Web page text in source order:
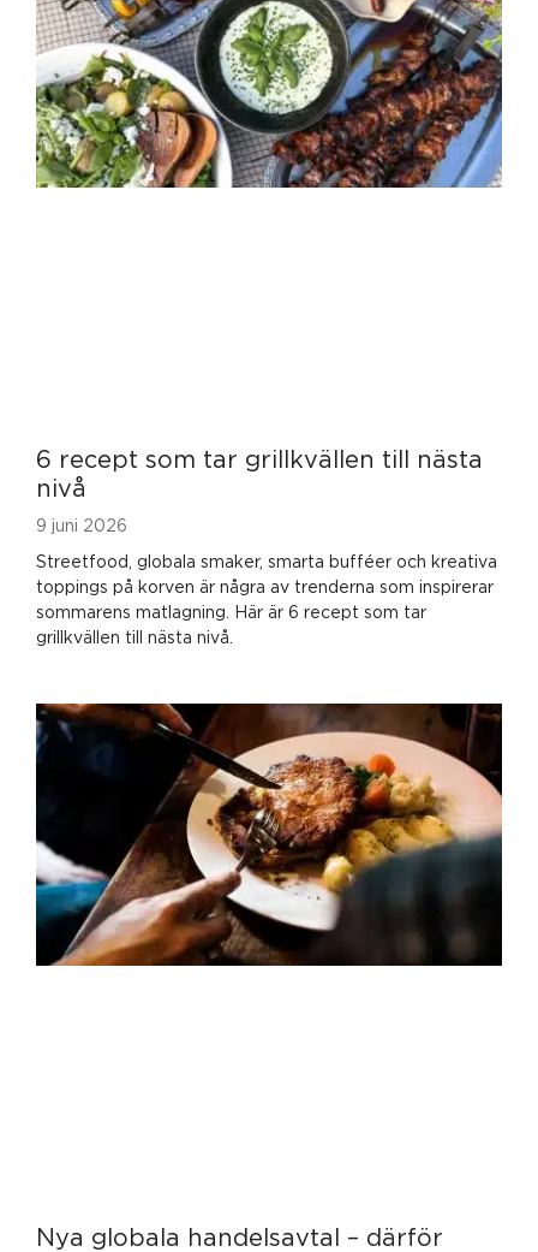
6 recept som tar grillkvällen till nästa
nivå
9 juni 2026
Streetfood, globala smaker, smarta bufféer och kreativa
toppings på korven är några av trenderna som inspirerar
sommarens matlagning. Här är 6 recept som tar
grillkvällen till nästa nivå.
Nya globala handelsavtal – därför